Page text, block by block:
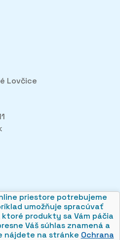
obchodu pozorne
aby sme zistili, čo sa Vám
sa tak posúvať vpred.
priestore potrebujeme
umožňuje spracúvať
produkty sa Vám páčia
Váš súhlas znamená a
nájdete na stránke Ochrana
Lovčice